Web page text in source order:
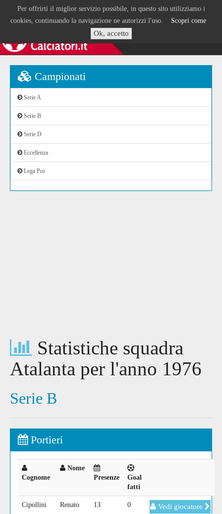
Per offrirti il miglior servizio possibile, in questo sito utilizziamo i
cookies, continuando la navigazione ne autorizzi l'uso. Scopri come
Ok, accetto
Campionati
Serie A
Serie B
Serie D
Eccellenza
Lega Pro
Statistiche squadra
Atalanta per l'anno 1976
Serie B
Portieri
Cognome
Nome
Presenze
Goal
fatti
Cipollini Renato 13 0 Vedi giocatore